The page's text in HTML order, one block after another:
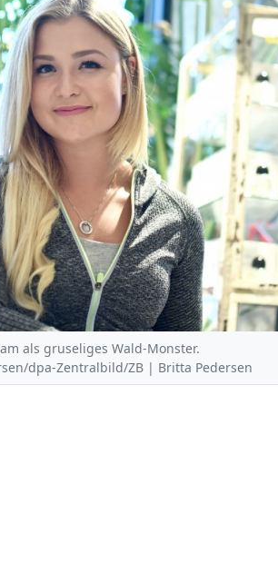
als gruseliges Wald-Monster.
dpa-Zentralbild/ZB | Britta Pedersen